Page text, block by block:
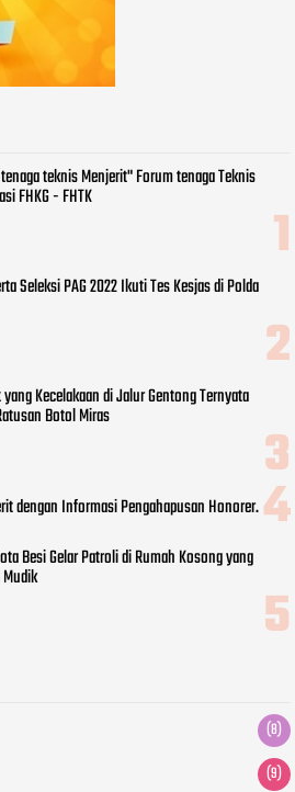
teknis Menjerit" Forum tenaga Teknis
FHKG - FHTK
Seleksi PAG 2022 Ikuti Tes Kesjas di Polda
Kecelakaan di Jalur Gentong Ternyata
Botol Miras
dengan Informasi Pengahapusan Honorer.
Besi Gelar Patroli di Rumah Kosong yang
(8)
(9)